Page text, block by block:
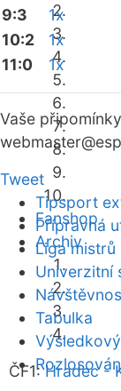
Fanshop
Archiv
ČF1:Hradec -
9:3
1x
10:2
1x
11:0
1x
Vaše
webmaster
Tweet
Tipsport
Přípravná
Liga mistrů
Univerzitní
Tabulka